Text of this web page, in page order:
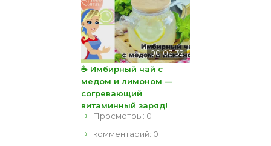
00:03:32
☕ Имбирный чай с
медом и лимоном —
согревающий
витаминный заряд!
Просмотры: 0
комментарий: 0